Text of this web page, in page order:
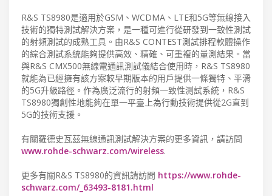
R&S TS8980是適用於GSM、WCDMA、LTE和5G等無線接入
技術的獨特測試解決方案，是一種可進行從研發到一致性測試
的射頻測試的成熟工具。由R&S CONTEST測試排程軟體操作
的綜合測試系統能夠提供高效、精確、可重複的量測結果。當
與R&S CMX500無線電通訊測試儀結合使用時，R&S TS8980
就能為已經擁有該方案較早期版本的用戶提供一條獨特、平滑
的5G升級路徑。作為廣泛流行的射頻一致性測試系統，R&S
TS8980獨創性地能夠在單一平臺上為行動技術提供從2G直到
5G的技術支援。
有關羅德史瓦茲無線通訊測試解決方案的更多資訊，請訪問
www.rohde-schwarz.com/wireless.
更多有關R&S TS8980的資訊請訪問 https://www.rohde-
schwarz.com/_63493-8181.html